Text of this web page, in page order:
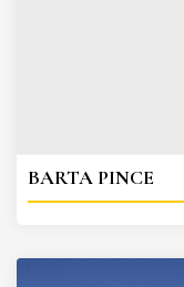
BARTA PINCE